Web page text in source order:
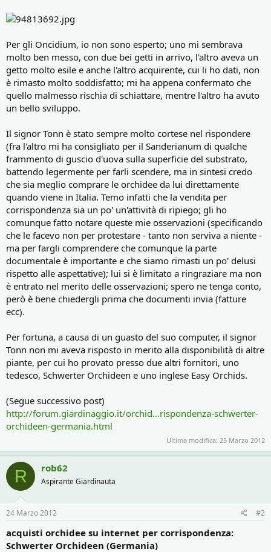
Per gli Oncidium, io non sono esperto; uno mi sembrava
molto ben messo, con due bei getti in arrivo, l'altro aveva un
getto molto esile e anche l'altro acquirente, cui li ho dati, non
è rimasto molto soddisfatto; mi ha appena confermato che
quello malmesso rischia di schiattare, mentre l'altro ha avuto
un bello sviluppo.
Il signor Tonn è stato sempre molto cortese nel rispondere
(fra l'altro mi ha consigliato per il Sanderianum di qualche
frammento di guscio d'uova sulla superficie del substrato,
battendo legermente per farli scendere, ma in sintesi credo
che sia meglio comprare le orchidee da lui direttamente
quando viene in Italia. Temo infatti che la vendita per
corrispondenza sia un po' un'attività di ripiego; gli ho
comunque fatto notare queste mie osservazioni (specificando
che le facevo non per protestare - tanto non serviva a niente -
ma per fargli comprendere che comunque la parte
documentale è importante e che siamo rimasti un po' delusi
rispetto alle aspettative); lui si è limitato a ringraziare ma non
è entrato nel merito delle osservazioni; spero ne tenga conto,
però è bene chiedergli prima che documenti invia (fatture
ecc).
Per fortuna, a causa di un guasto del suo computer, il signor
Tonn non mi aveva risposto in merito alla disponibilità di altre
piante, per cui ho provato presso due altri fornitori, uno
tedesco, Schwerter Orchideen e uno inglese Easy Orchids.
(Segue successivo post)
http://forum.giardinaggio.it/orchid...rispondenza-schwerter-
orchideen-germania.html
Ultima modifica: 25 Marzo 2012
R rob62
Aspirante Giardinauta
24 Marzo 2012 #2
acquisti orchidee su internet per corrispondenza:
Schwerter Orchideen (Germania)